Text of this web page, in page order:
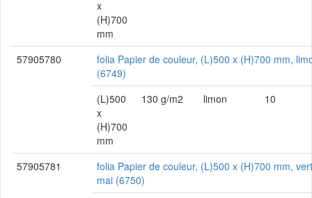
x
(H)700
mm
57905780
folia Papier de couleur, (L)500 x (H)700 mm,
(6749)
(L)500
x
(H)700
mm
130 g/m2 limon 10
57905781
folia Papier de couleur, (L)500 x (H)700 mm, vert
mai (6750)